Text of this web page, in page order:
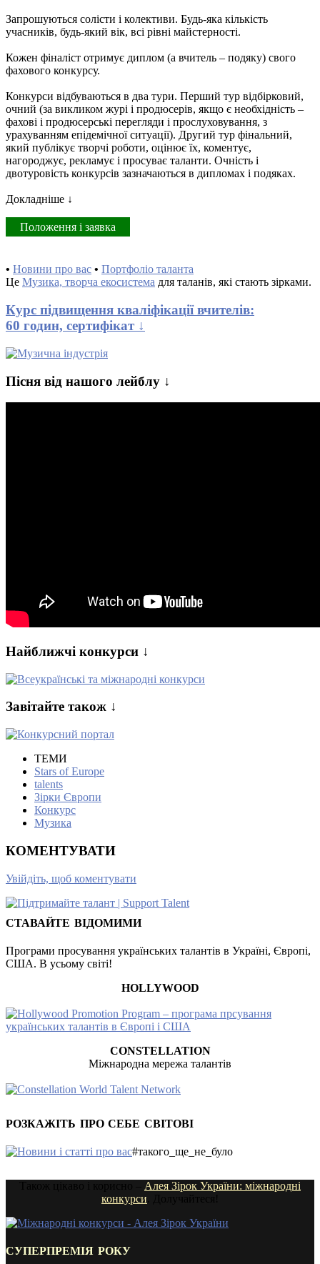
Запрошуються солісти і колективи. Будь-яка кількість
учасників, будь-який вік, всі рівні майстерності.
Кожен фіналіст отримує диплом (а вчитель – подяку) свого
фахового конкурсу.
Конкурси відбуваються в два тури. Перший тур відбірковий,
очний (за викликом журі і продюсерів, якщо є необхідність –
фахові і продюсерські перегляди і прослуховування, з
урахуванням епідемічної ситуації). Другий тур фінальний,
який публікує творчі роботи, оцінює їх, коментує,
нагороджує, рекламує і просуває таланти. Очність і
двотуровість конкурсів зазначаються в дипломах і подяках.
Докладніше ↓
Положення і заявка
• Новини про вас • Портфоліо таланта
Це Музика, творча екосистема для таланів, які стають зірками.
Курс підвищення кваліфікації вчителів:
60 годин, сертифікат ↓
Пісня від нашого лейблу ↓
Найближчі конкурси ↓
Завітайте також ↓
ТЕМИ
Stars of Europe
talents
Зірки Європи
Конкурс
Музика
КОМЕНТУВАТИ
Увійдіть, щоб коментувати
СТАВАЙТЕ ВІДОМИМИ
Програми просування українських талантів в Україні, Європі,
США. В усьому світі!
HOLLYWOOD
CONSTELLATION
Міжнародна мережа талантів
РОЗКАЖІТЬ ПРО СЕБЕ СВІТОВІ
#такого_ще_не_було
Алея Зірок України: міжнародні
конкурси
СУПЕРПРЕМІЯ РОКУ